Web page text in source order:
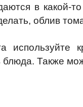
в какой-
облив
используйте
блюда. Также